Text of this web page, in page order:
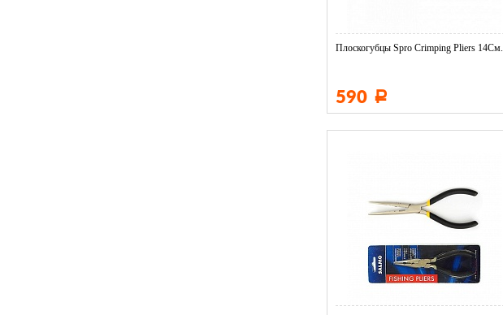
Плоскогубцы Spro Crimping Pliers 14См.
590 Р